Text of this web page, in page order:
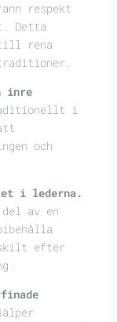
respekt
Detta
till rena
inre
i
och
i lederna.
av en
efter